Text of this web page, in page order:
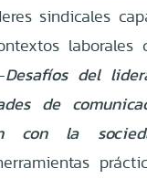
sindicales
laborales
Desafíos del
de
con la